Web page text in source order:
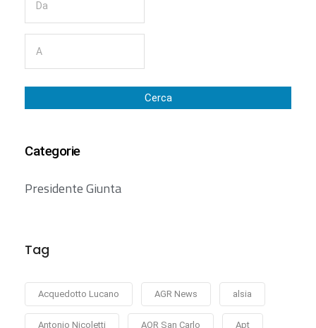
Cerca
Categorie
Presidente Giunta
Tag
Acquedotto Lucano AGR News alsia
Antonio Nicoletti AOR San Carlo Apt